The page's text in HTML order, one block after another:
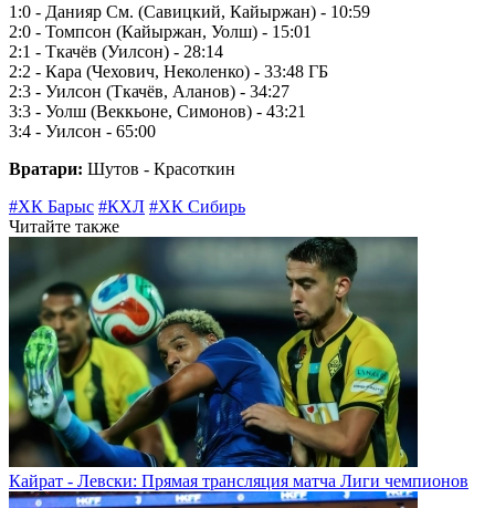
1:0 - Данияр См. (Савицкий, Кайыржан) - 10:59
2:0 - Томпсон (Кайыржан, Уолш) - 15:01
2:1 - Ткачёв (Уилсон) - 28:14
2:2 - Кара (Чехович, Неколенко) - 33:48 ГБ
2:3 - Уилсон (Ткачёв, Аланов) - 34:27
3:3 - Уолш (Веккьоне, Симонов) - 43:21
3:4 - Уилсон - 65:00
Вратари: Шутов - Красоткин
#ХК Барыс #КХЛ #ХК Сибирь
Читайте также
Кайрат - Левски: Прямая трансляция матча Лиги чемпионов